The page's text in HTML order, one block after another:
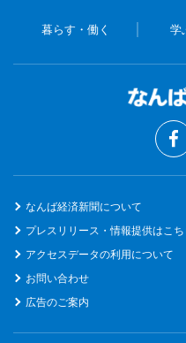
暮らす・働く 学
なんば経済新聞について
プレスリリース・情報提供はこち
アクセスデータの利用について
お問い合わせ
広告のご案内